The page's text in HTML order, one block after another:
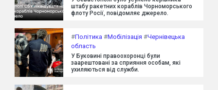
штабу ракетних кораблів Чорноморського
флоту Росії, повідомляє джерело.
#Політика #Мобілізація #Чернівецька
область
У Буковині правоохоронці були
заарештовані за сприяння особам, які
ухиляються від служби.